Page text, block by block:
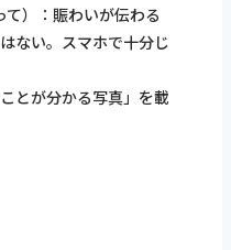
て）：賑わいが伝わる
ない。スマホで十分じ
とが分かる写真」を載